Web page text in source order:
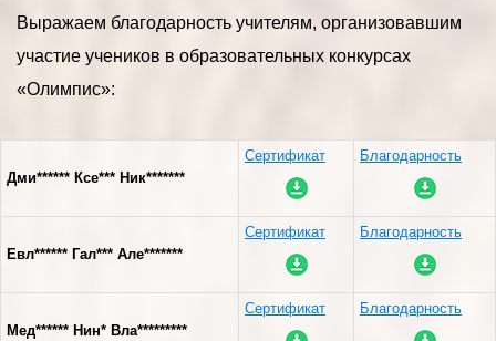
Выражаем благодарность учителям, организовавшим
участие учеников в образовательных конкурсах
«Олимпис»:
Дми****** Ксе*** Ник*******
Сертификат Благодарность
Евл****** Гал*** Але*******
Сертификат Благодарность
Мед****** Нин* Вла*********
Сертификат Благодарность